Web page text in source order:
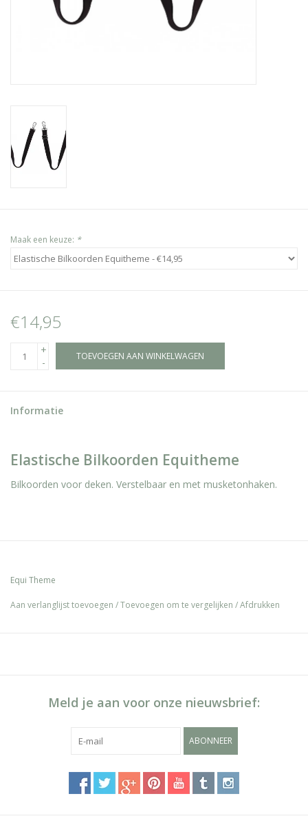
Maak een keuze: *
€14,95
+
-
TOEVOEGEN AAN WINKELWAGEN
Informatie
Elastische Bilkoorden Equitheme
Bilkoorden voor deken. Verstelbaar en met musketonhaken.
Equi Theme
Aan verlanglijst toevoegen /Toevoegen om te vergelijken /Afdrukken
Meld je aan voor onze nieuwsbrief:
ABONNEER